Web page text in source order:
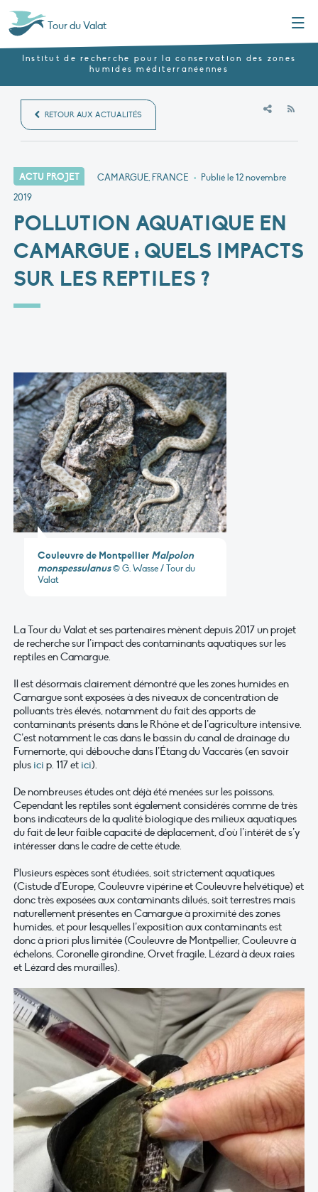
Tour du Valat
Institut de recherche pour la conservation des zones
humides méditerranéennes
RETOUR AUX ACTUALITÉS
ACTU PROJET CAMARGUE, FRANCE • Publié le12 novembre
2019
POLLUTION AQUATIQUE EN
CAMARGUE : QUELS IMPACTS
SUR LES REPTILES ?
Couleuvre de Montpellier Malpolon
monspessulanus© G. Wasse / Tour du
Valat
La Tour du Valat et ses partenaires mènent depuis 2017 un projet
de recherche sur l’impact des contaminants aquatiques sur les
reptiles en Camargue.
Il est désormais clairement démontré que les zones humides en
Camargue sont exposées à des niveaux de concentration de
polluants très élevés, notamment du fait des apports de
contaminants présents dans le Rhône et de l’agriculture intensive.
C’est notamment le cas dans le bassin du canal de drainage du
Fumemorte, qui débouche dans l’Étang du Vaccarès (en savoir
plus ici p. 117 et ici).
De nombreuses études ont déjà été menées sur les poissons.
Cependant les reptiles sont également considérés comme de très
bons indicateurs de la qualité biologique des milieux aquatiques
du fait de leur faible capacité de déplacement, d’où l’intérêt de s’y
intéresser dans le cadre de cette étude.
Plusieurs espèces sont étudiées, soit strictement aquatiques
(Cistude d’Europe, Couleuvre vipérine et Couleuvre helvétique) et
donc très exposées aux contaminants dilués, soit terrestres mais
naturellement présentes en Camargue à proximité des zones
humides, et pour lesquelles l’exposition aux contaminants est
donc à priori plus limitée (Couleuvre de Montpellier, Couleuvre à
échelons, Coronelle girondine, Orvet fragile, Lézard à deux raies
et Lézard des murailles).